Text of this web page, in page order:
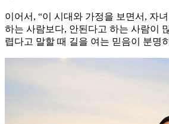
이어서, “이 시대와 가정을 보면서, 자
하는 사람보다, 안된다고 하는 사람이
렵다고 말할 때 길을 여는 믿음이 분명